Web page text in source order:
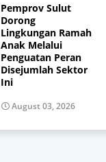
Pemprov Sulut
Dorong
Lingkungan Ramah
Anak Melalui
Penguatan Peran
Disejumlah Sektor
Ini
August 03, 2026